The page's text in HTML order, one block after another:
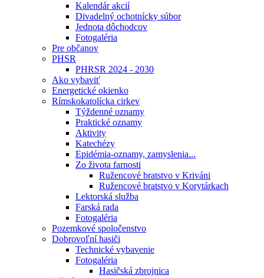
Kalendár akcií
Divadelný ochotnícky súbor
Jednota dôchodcov
Fotogaléria
Pre občanov
PHSR
PHRSR 2024 - 2030
Ako vybaviť
Energetické okienko
Rímskokatolícka cirkev
Týždenné oznamy
Praktické oznamy
Aktivity
Katechézy
Epidémia-oznamy, zamyslenia...
Zo života farnosti
Ružencové bratstvo v Kriváni
Ružencové bratstvo v Korytárkach
Lektorská služba
Farská rada
Fotogaléria
Pozemkové spoločenstvo
Dobrovoľní hasiči
Technické vybavenie
Fotogaléria
Hasičská zbrojnica